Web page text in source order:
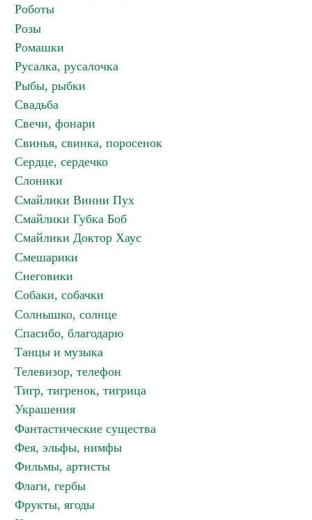
Роботы
Розы
Ромашки
Русалка, русалочка
Рыбы, рыбки
Свадьба
Свечи, фонари
Свинья, свинка, поросенок
Сердце, сердечко
Слоники
Смайлики Винни Пух
Смайлики Губка Боб
Смайлики Доктор Хаус
Смешарики
Снеговики
Собаки, собачки
Солнышко, солнце
Спасибо, благодарю
Танцы и музыка
Телевизор, телефон
Тигр, тигренок, тигрица
Украшения
Фантастические существа
Фея, эльфы, нимфы
Фильмы, артисты
Флаги, гербы
Фрукты, ягоды